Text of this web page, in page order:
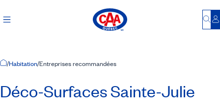
Accueil
/Habitation/Entreprises recommandées
Déco-Surfaces Sainte-Julie